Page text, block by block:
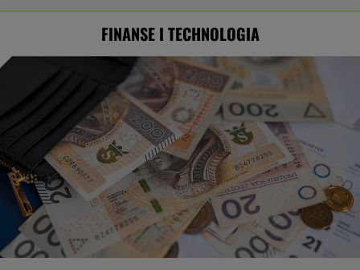
FINANSE I TECHNOLOGIA